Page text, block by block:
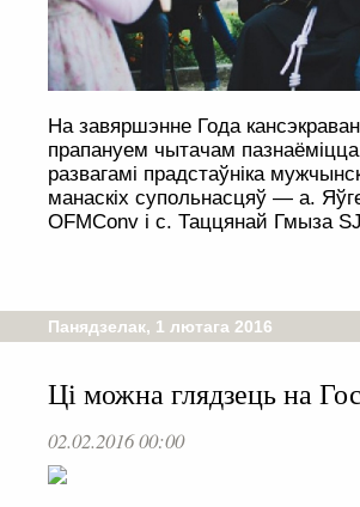
На завяршэнне Года
прапануем чытачам
развагамі прадстаўніка
манаскіх супольнасцяў — а.
OFMConv і с. Таццянай Гмыза
Панядзелак, 1 лютага 2016
Ці можна глядзець на
02.02.2016 00:00